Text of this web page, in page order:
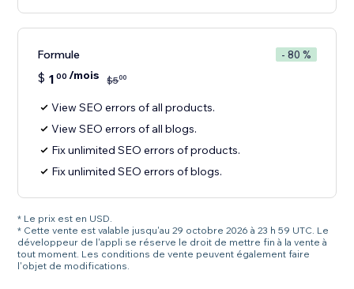
Formule - 80 %
$ 1 00 /mois $500
View SEO errors of all products.
View SEO errors of all blogs.
Fix unlimited SEO errors of products.
Fix unlimited SEO errors of blogs.
* Le prix est en USD.
* Cette vente est valable jusqu'au 29 octobre 2026 à 23 h 59 UTC. Le
développeur de l'appli se réserve le droit de mettre fin à la vente à
tout moment. Les conditions de vente peuvent également faire
l'objet de modifications.